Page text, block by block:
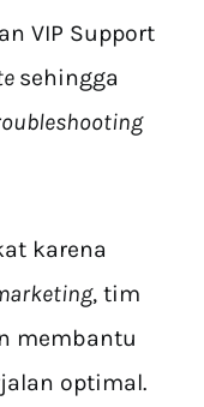
VIP Support
sehingga
karena
, tim
membantu
optimal.